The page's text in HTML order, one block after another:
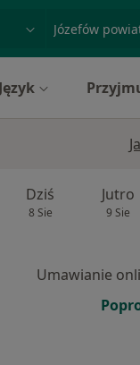
nazwiskomiasto lub
Język
Dziś
8 Sie
Jutro
9 Sie
Umawianie